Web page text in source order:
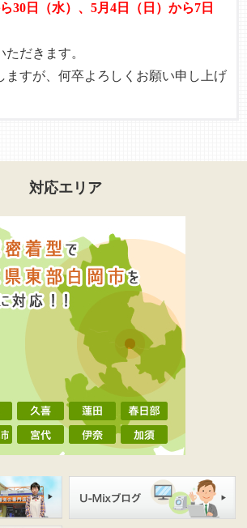
30日（水）、 5月4日（日）から7日
だきます。
ますが、何卒よろしくお願い申し上げ
対応エリア